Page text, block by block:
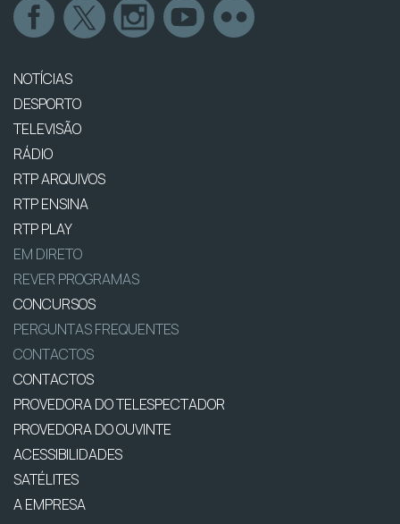
NOTÍCIAS
DESPORTO
TELEVISÃO
RÁDIO
RTP ARQUIVOS
RTP ENSINA
RTP PLAY
EM DIRETO
REVER PROGRAMAS
CONCURSOS
PERGUNTAS FREQUENTES
CONTACTOS
CONTACTOS
PROVEDORA DO TELESPECTADOR
PROVEDORA DO OUVINTE
ACESSIBILIDADES
SATÉLITES
A EMPRESA